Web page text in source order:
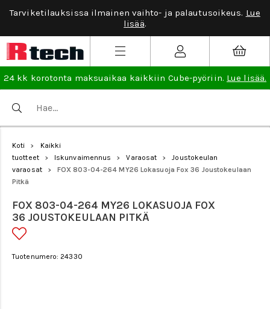
Tarviketilauksissa ilmainen vaihto- ja palautusoikeus. Lue
lisää.
24 kk korotonta maksuaikaa kaikkiin Cube-pyöriin. Lue lisää.
Koti >
Kaikki
tuotteet
> Iskunvaimennus > Varaosat >
Joustokeulan
varaosat
>
FOX 803-04-264 MY26 Lokasuoja Fox 36 Joustokeulaan
Pitkä
FOX 803-04-264 MY26 LOKASUOJA FOX
36 JOUSTOKEULAAN PITKÄ
Tuotenumero: 24330